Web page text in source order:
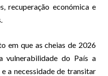
recuperação económica e
em que as cheias de 2026
vulnerabilidade do País a
a necessidade de transitar